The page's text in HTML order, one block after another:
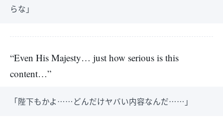
らな」
“Even His Majesty… just how serious is this
content…”
「陛下もかよ……どんだけヤバい内容なんだ……」